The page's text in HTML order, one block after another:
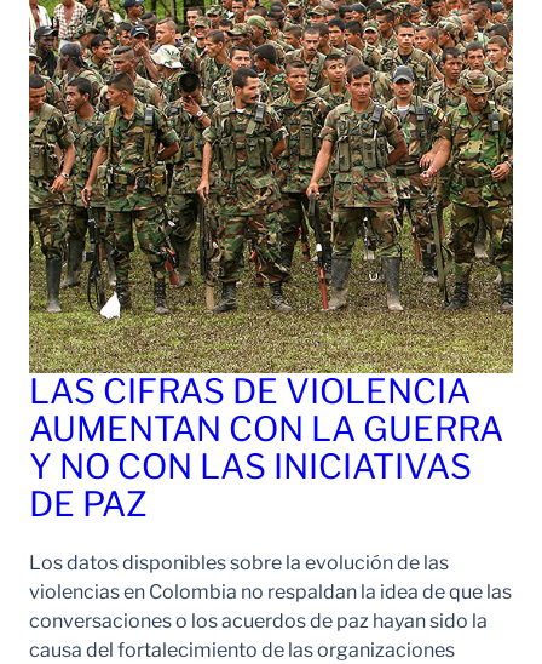
LAS CIFRAS DE VIOLENCIA
AUMENTAN CON LA GUERRA
Y NO CON LAS INICIATIVAS
DE PAZ
Los datos disponibles sobre la evolución de las
violencias en Colombia no respaldan la idea de que las
conversaciones o los acuerdos de paz hayan sido la
causa del fortalecimiento de las organizaciones